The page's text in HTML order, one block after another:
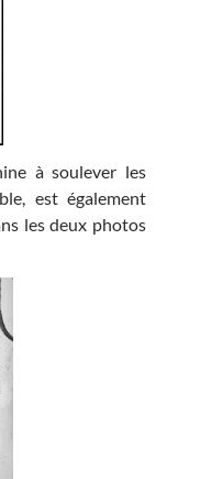
à soulever les
est également
les deux photos